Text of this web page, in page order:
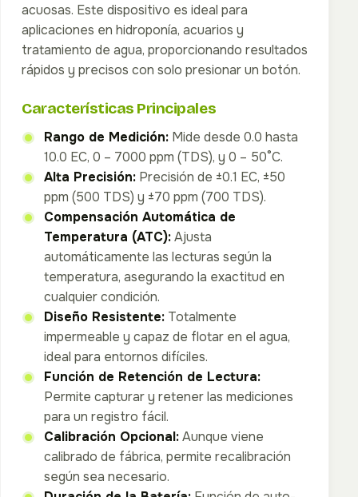
acuosas. Este dispositivo es ideal para
aplicaciones en hidroponía, acuarios y
tratamiento de agua, proporcionando resultados
rápidos y precisos con solo presionar un botón.
Características Principales
Rango de Medición: Mide desde 0.0 hasta
10.0 EC, 0 – 7000 ppm (TDS), y 0 – 50°C.
Alta Precisión: Precisión de ±0.1 EC, ±50
ppm (500 TDS) y ±70 ppm (700 TDS).
Compensación Automática de
Temperatura (ATC):Ajusta
automáticamente las lecturas según la
temperatura, asegurando la exactitud en
cualquier condición.
Diseño Resistente: Totalmente
impermeable y capaz de flotar en el agua,
ideal para entornos difíciles.
Función de Retención de Lectura:
Permite capturar y retener las mediciones
para un registro fácil.
Calibración Opcional:Aunque viene
calibrado de fábrica, permite recalibración
según sea necesario.